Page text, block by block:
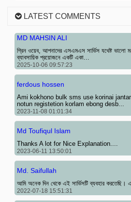
LATEST COMMENTS
MD MAHSIN ALI
গ্রিন ওয়েব, আপনাদের এসএমএস সার্ভিস যথেষ্ট ভালো
ব্যাবসায়িক প্রয়োজনে একটি একা...
2025-10-06 09:57:23
ferdous hossen
Ami kokhono bulk sms use korinai
notun registetion korlam ebong desb...
2023-11-08 01:01:34
Md Toufiqul Islam
Thanks A lot for Nice Explanation....
2023-06-11 13:50:01
Md. Saifullah
আমি অনেক দিন থেকে এই সার্ভিসটি ব্যবহার করতেছি।
2022-07-18 15:51:31